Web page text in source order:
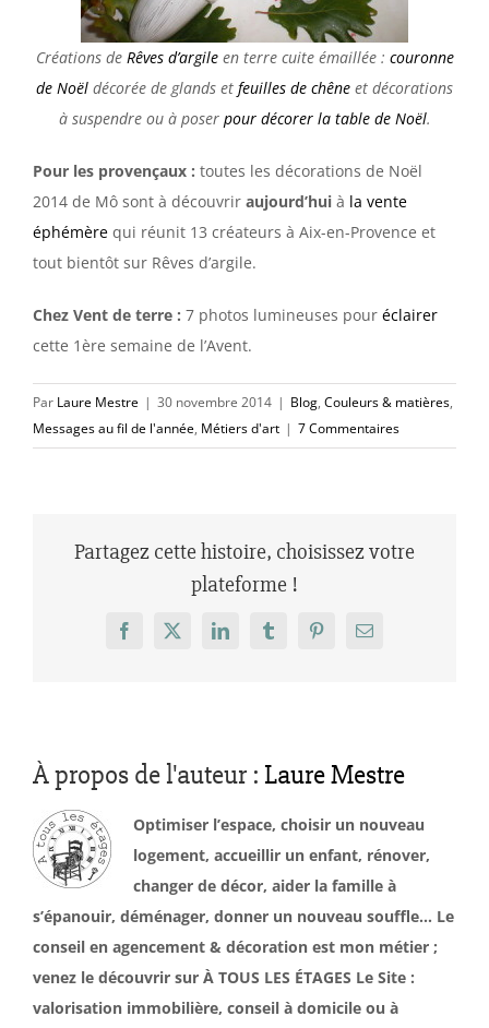
Créations de Rêves d’argileen terre cuite émaillée : couronne
de Noël décorée de glands et feuilles de chêne et décorations
à suspendre ou à poser pour décorer la table de Noël.
Pour les provençaux : toutes les décorations de Noël
2014 de Mô sont à découvrir aujourd’hui à la vente
éphémère qui réunit 13 créateurs à Aix-en-Provence et
tout bientôt sur Rêves d’argile.
Chez Vent de terre : 7 photos lumineuses pour éclairer
cette 1ère semaine de l’Avent.
Par Laure Mestre | 30 novembre 2014 | Blog, Couleurs & matières,
Messages au fil de l'année, Métiers d'art | 7 Commentaires
Partagez cette histoire, choisissez votre
plateforme !
Facebook
X LinkedInTumblrPinterestEmail
À propos de l'auteur : Laure Mestre
Optimiser l’espace, choisir un nouveau
logement, accueillir un enfant, rénover,
changer de décor, aider la famille à
s’épanouir, déménager, donner un nouveau souffle… Le
conseil en agencement & décoration est mon métier ;
venez le découvrir sur À TOUS LES ÉTAGES Le Site :
valorisation immobilière, conseil à domicile ou à